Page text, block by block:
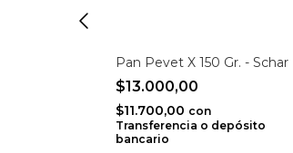
Pan Pevet X 150 Gr. - Schar
$13.000,00
$11.700,00 con
Transferencia o depósito
bancario